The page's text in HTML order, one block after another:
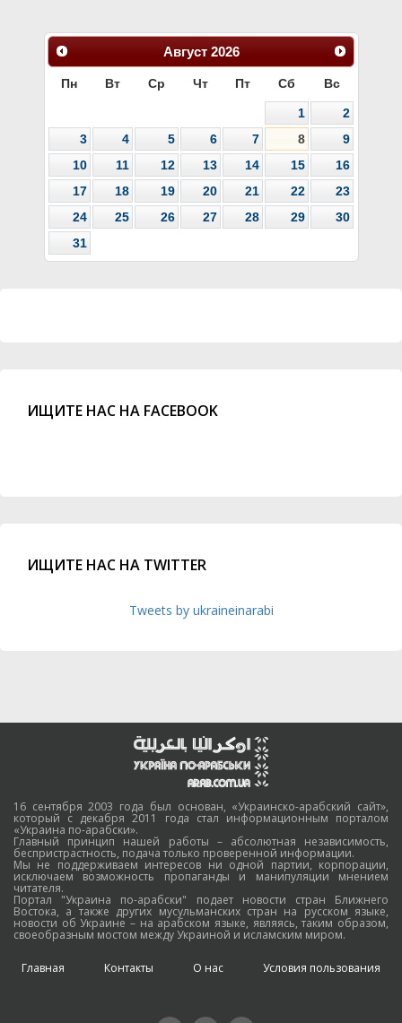
Август 2026
Пн Вт Ср Чт Пт Сб Вс
1
2
3
4 5 6 7 8
9
10
11 12 13 14 15
16
17
18 19 20 21 22
23
24
25 26 27 28 29
30
31
ИЩИТЕ НАС НА FACEBOOK
ИЩИТЕ НАС НА TWITTER
Tweets by ukraineinarabi
16 сентября 2003 года был основан, «Украинско-арабский сайт»,
который с декабря 2011 года стал информационным порталом
«Украина по-арабски».
Главный принцип нашей работы – абсолютная независимость,
беспристрастность, подача только проверенной информации.
Мы не поддерживаем интересов ни одной партии, корпорации,
исключаем возможность пропаганды и манипуляции мнением
читателя.
Портал "Украина по-арабски" подает новости стран Ближнего
Востока, а также других мусульманских стран на русском языке,
новости об Украине – на арабском языке, являясь, таким образом,
своеобразным мостом между Украиной и исламским миром.
Главная Контакты О нас Условия пользования